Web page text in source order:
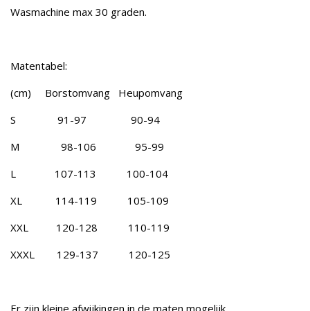
Wasmachine max 30 graden.
Matentabel:
(cm) Borstomvang Heupomvang
S 91-97 90-94
M 98-106 95-99
L 107-113 100-104
XL 114-119 105-109
XXL 120-128 110-119
XXXL 129-137 120-125
Er zijn kleine afwijkingen in de maten mogelijk.